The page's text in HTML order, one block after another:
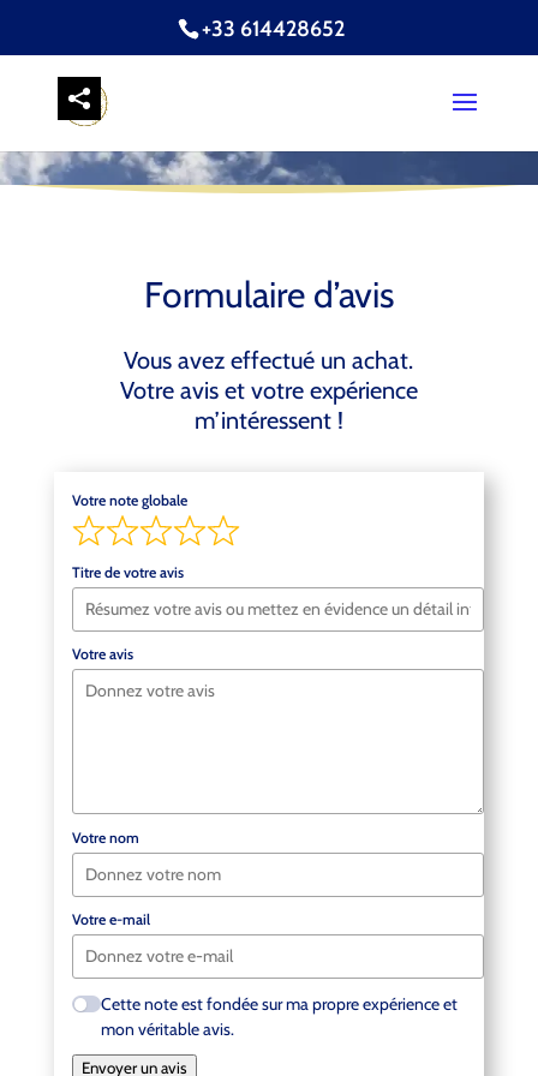
+33 614428652
Formulaire d’avis
Vous avez effectué un achat.
Votre avis et votre expérience
m’intéressent !
Votre note globale
Titre de votre avis
Votre avis
Votre nom
Votre e-mail
Cette note est fondée sur ma propre expérience et
mon véritable avis.
Envoyer un avis